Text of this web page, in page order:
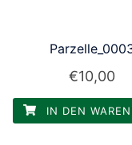
€10,00
IN DEN